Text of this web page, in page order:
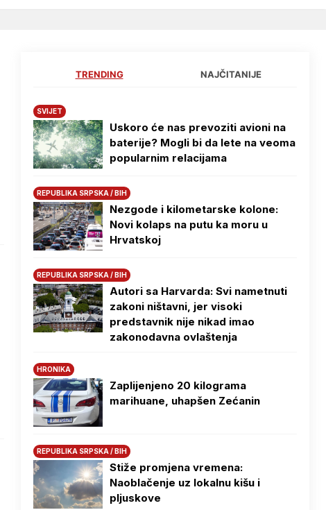
TRENDING NAJČITANIJE
SVIJET
Uskoro će nas prevoziti avioni na
baterije? Mogli bi da lete na veoma
popularnim relacijama
REPUBLIKA SRPSKA / BIH
Nezgode i kilometarske kolone:
Novi kolaps na putu ka moru u
Hrvatskoj
REPUBLIKA SRPSKA / BIH
Autori sa Harvarda: Svi nametnuti
zakoni ništavni, jer visoki
predstavnik nije nikad imao
zakonodavna ovlaštenja
HRONIKA
Zaplijenjeno 20 kilograma
marihuane, uhapšen Zećanin
REPUBLIKA SRPSKA / BIH
Stiže promjena vremena:
Naoblačenje uz lokalnu kišu i
pljuskove